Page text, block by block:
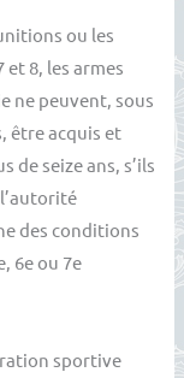
ou les
8, les armes
ne peuvent, sous
être acquis et
de seize ans, s’ils
des conditions
6e ou 7e
sportive